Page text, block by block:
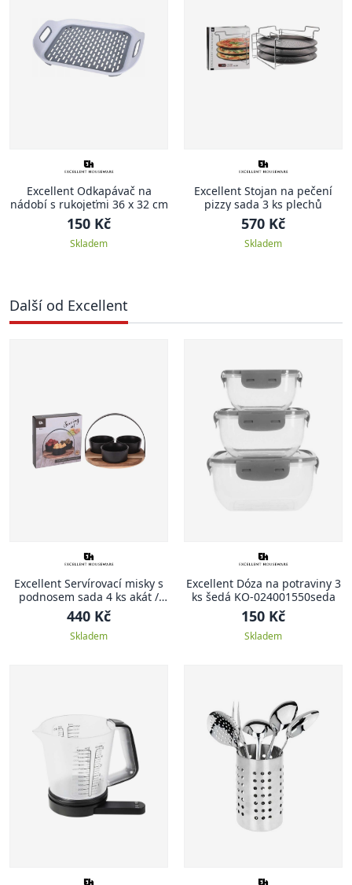
Excellent Odkapávač na
nádobí s rukojeťmi 36 x 32 cm
150 Kč
Skladem
Excellent Stojan na pečení
pizzy sada 3 ks plechů
570 Kč
Skladem
Další od Excellent
Excellent Servírovací misky s
podnosem sada 4 ks akát /
černá KO-278000510
440 Kč
Skladem
Excellent Dóza na potraviny 3
ks šedá KO-024001550seda
150 Kč
Skladem